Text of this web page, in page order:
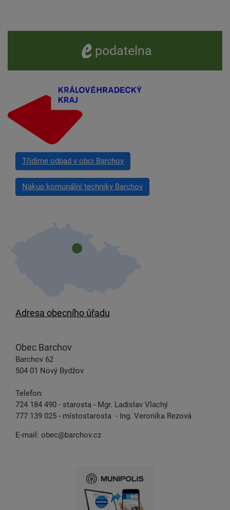
e -podatelna
Třídíme odpad v obci Barchov
Nákup komunální techniky Barchov
Adresa obecního úřadu
Obec Barchov
Barchov 62
504 01 Nový Bydžov
Telefon:
724 184 490 - starosta - Mgr. Ladislav Vlachý
777 139 025 - místostarosta - Ing. Veronika Rezová
E-mail: obec@barchov.cz